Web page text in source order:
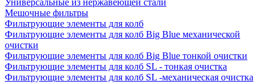
Мешочные фильтры
Фильтрующие элементы для колб
Фильтрующие элементы для колб Big Blue механической
очистки
Фильтрующие элементы для колб Big Blue тонкой очистки
Фильтрующие элементы для колб SL - тонкая очистка
Фильтрующие элементы для колб SL -механическая очистка